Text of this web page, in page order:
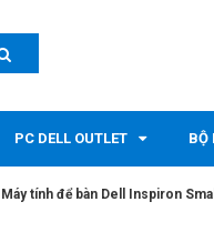
PC DELL OUTLET BỘ
Máy tính để bàn Dell Inspiron